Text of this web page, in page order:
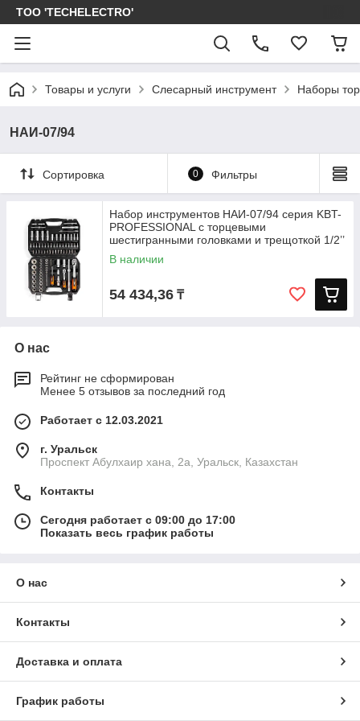
ТОО 'TECHELECTRO'
Товары и услуги Слесарный инструмент Наборы
НАИ-07/94
Сортировка 0 Фильтры
Набор инструментов НАИ-07/94 серия KBT-
PROFESSIONAL с торцевыми
шестигранными головками и трещоткой 1/2’’
и
В наличии
54 434,36 ₸
О нас
Рейтинг не сформирован
Менее 5 отзывов за последний год
Работает с 12.03.2021
г. Уральск
Проспект Абулхаир хана, 2а, Уральск, Казахстан
Контакты
Сегодня работает с 09:00 до 17:00
Показать весь график работы
О нас
Контакты
Доставка и оплата
График работы